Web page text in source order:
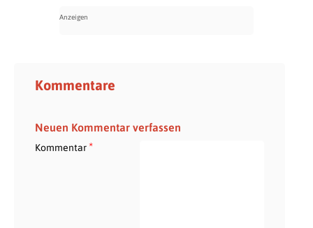
Kommentare
Neuen Kommentar verfassen
Kommentar*